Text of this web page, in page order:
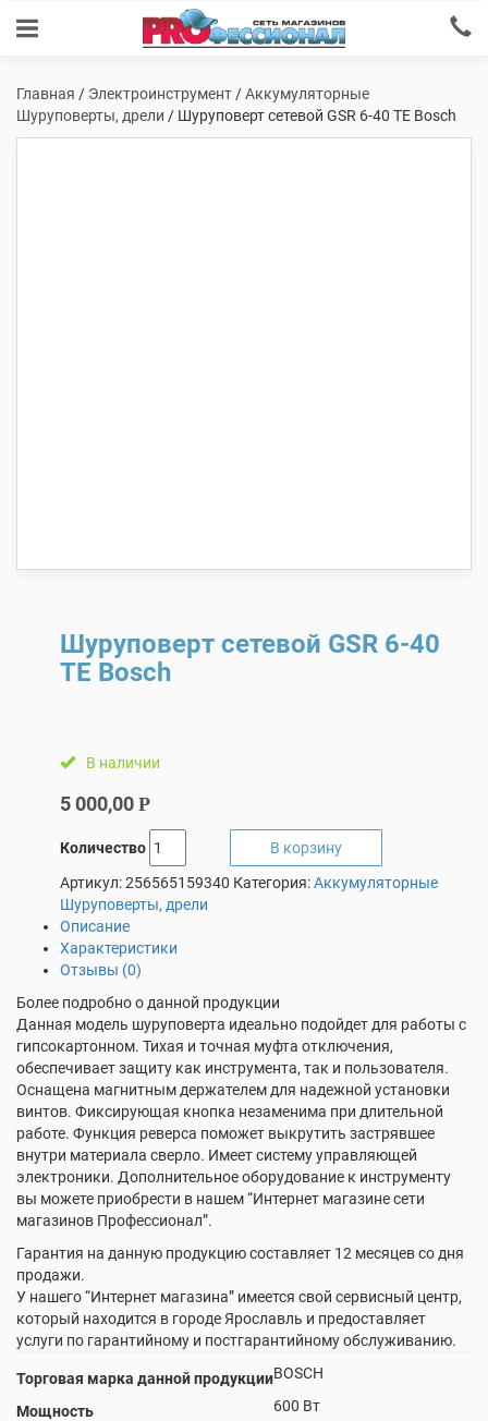
Главная / Электроинструмент /Аккумуляторные
Шуруповерты, дрели / Шуруповерт сетевой GSR 6-40 ТЕ Bosch
Шуруповерт сетевой GSR 6-40
ТЕ Bosch
В наличии
5 000,00 Р
Количество
В корзину
Артикул:256565159340 Категория:Аккумуляторные
Шуруповерты, дрели
Описание
Характеристики
Отзывы (0)
Более подробно о данной продукции
Данная модель шуруповерта идеально подойдет для работы с
гипсокартонном. Тихая и точная муфта отключения,
обеспечивает защиту как инструмента, так и пользователя.
Оснащена магнитным держателем для надежной установки
винтов. Фиксирующая кнопка незаменима при длительной
работе. Функция реверса поможет выкрутить застрявшее
внутри материала сверло. Имеет систему управляющей
электроники. Дополнительное оборудование к инструменту
вы можете приобрести в нашем “Интернет магазине сети
магазинов Профессионал”.
Гарантия на данную продукцию составляет 12 месяцев со дня
продажи.
У нашего “Интернет магазина” имеется свой сервисный центр,
который находится в городе Ярославль и предоставляет
услуги по гарантийному и постгарантийному обслуживанию.
Торговая марка данной продукцииBOSCH
Мощность 600 Вт